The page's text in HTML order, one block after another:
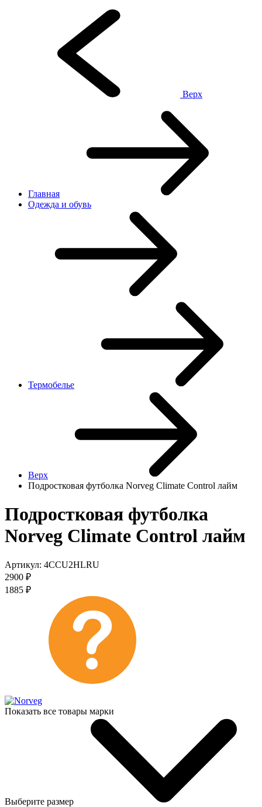
Верх
Главная
Одежда и обувь
Термобелье
Верх
Подростковая футболка Norveg Climate Control лайм
Подростковая футболка
Norveg Climate Control лайм
Артикул: 4CCU2HLRU
2900 ₽
1885 ₽
Показать все товары марки
Выберите размер